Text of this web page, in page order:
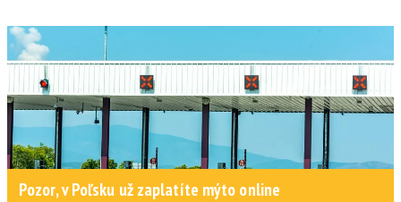
Pozor, v Poľsku už zaplatíte mýto online